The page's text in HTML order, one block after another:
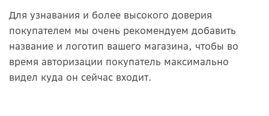
Для узнавания и более высокого доверия
покупателем мы очень рекомендуем добавить
название и логотип вашего магазина, чтобы во
время авторизации покупатель максимально
видел куда он сейчас входит.